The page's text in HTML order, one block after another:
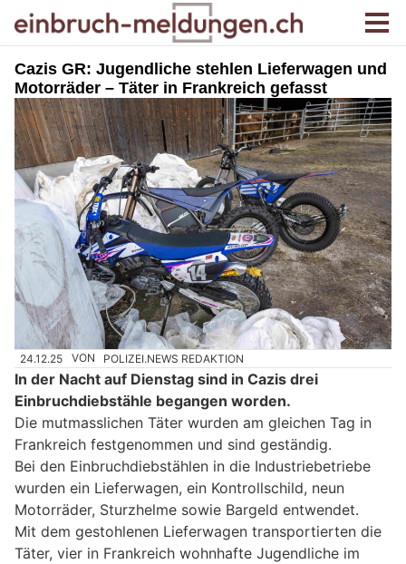
Cazis GR: Jugendliche stehlen Lieferwagen und
Motorräder – Täter in Frankreich gefasst
24.12.25 VON POLIZEI.NEWS REDAKTION
In der Nacht auf Dienstag sind in Cazis drei
Einbruchdiebstähle begangen worden.
Die mutmasslichen Täter wurden am gleichen Tag in
Frankreich festgenommen und sind geständig.
Bei den Einbruchdiebstählen in die Industriebetriebe
wurden ein Lieferwagen, ein Kontrollschild, neun
Motorräder, Sturzhelme sowie Bargeld entwendet.
Mit dem gestohlenen Lieferwagen transportierten die
Täter, vier in Frankreich wohnhafte Jugendliche im